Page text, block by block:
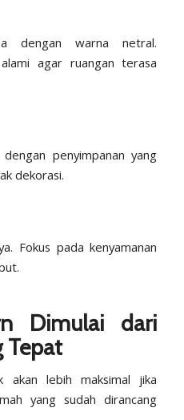
dengan warna netral.
agar ruangan terasa
penyimpanan yang
dekorasi.
Fokus pada kenyamanan
Dimulai dari
Tepat
akan lebih maksimal jika
yang sudah dirancang